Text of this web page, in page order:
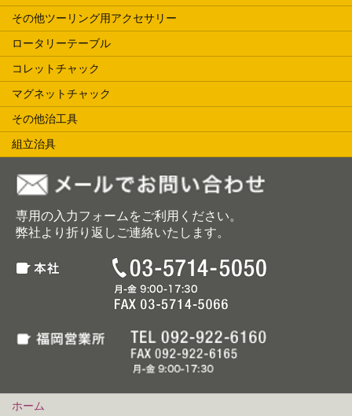
その他ツーリング用アクセサリー
ロータリーテーブル
コレットチャック
マグネットチャック
その他治工具
組立治具
専用の入力フォームをご利用ください。
弊社より折り返しご連絡いたします。
ホーム